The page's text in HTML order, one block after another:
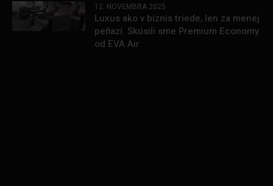
12. NOVEMBRA 2025
Luxus ako v biznis triede, len za menej
peňazí. Skúsili sme Premium Economy
od EVA Air